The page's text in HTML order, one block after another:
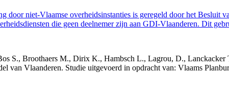
door niet-Vlaamse overheidsinstanties is geregeld door het Besluit
die geen deelnemer zijn aan GDI-Vlaanderen. Dit
S., Broothaers M., Dirix K., Hambsch L., Lagrou, D.,
van Vlaanderen. Studie uitgevoerd in opdracht van: Vlaams